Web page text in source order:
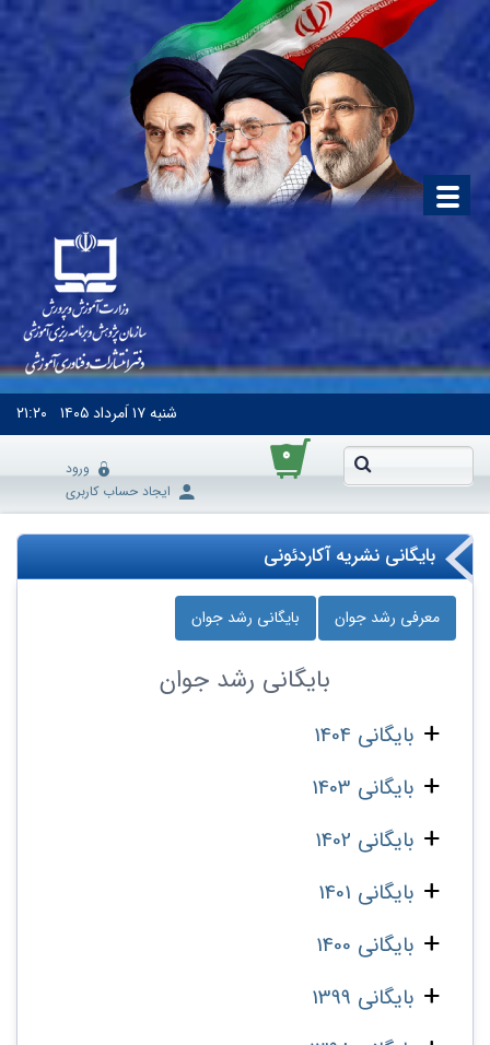
شنبه۱۷ اَمرداد ۱۴۰۵ ۲۱:۲۰
۰
ورود
ایجاد حساب کاربری
بایگانی نشریه آکاردئونی
معرفی رشد جوان بایگانی رشد جوان
بایگانی رشد جوان
بایگانی 1404
بایگانی 1403
بایگانی 1402
بایگانی 1401
بایگانی 1400
بایگانی 1399